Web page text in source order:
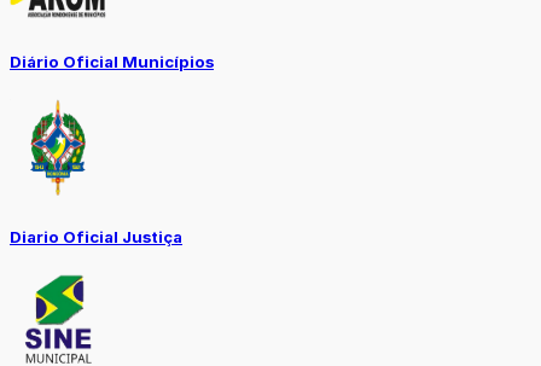
Diário Oficial Municípios
Diario Oficial Justiça